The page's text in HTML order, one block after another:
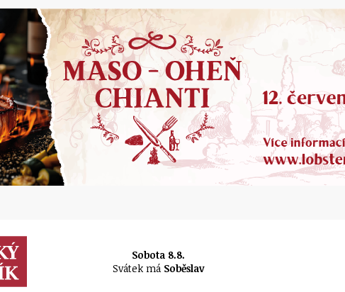
Sobota 8.8.
Svátek má Soběslav